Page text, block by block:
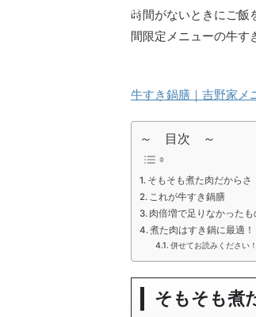
"Twitter"時間がないときにご飯
間限定メニューの牛す
牛すき鍋膳｜吉野家メ
～ 目次 ～
そもそも煮た肉だからさ
これが牛すき鍋膳
肉倍増で足りなかったも
煮た肉はすき鍋に最適！
併せてお読みください！
そもそも煮